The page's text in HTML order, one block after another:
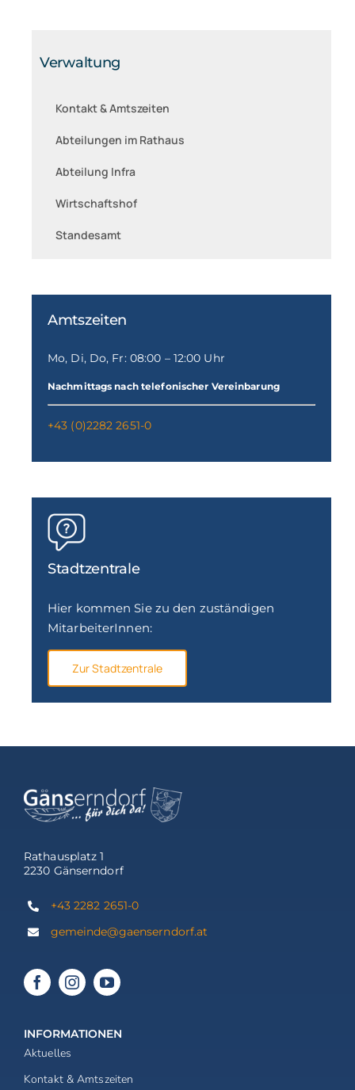
Verwaltung
Kontakt & Amtszeiten
Abteilungen im Rathaus
Abteilung Infra
Wirtschaftshof
Standesamt
Amtszeiten
Mo, Di, Do, Fr: 08:00 – 12:00 Uhr
Nachmittags nach telefonischer Vereinbarung
+43 (0)2282 2651-0
Stadtzentrale
Hier kommen Sie zu den zuständigen
MitarbeiterInnen:
Zur Stadtzentrale
Rathausplatz 1
2230 Gänserndorf
+43 2282 2651-0
gemeinde@gaenserndorf.at
INFORMATIONEN
Aktuelles
Kontakt & Amtszeiten